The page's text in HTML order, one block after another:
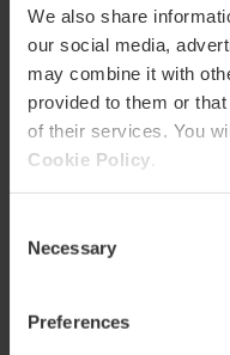
We also share
our social media,
may combine it with
provided to them or
of their services. You
Cookie Policy
Selection
Necessary
Preferences